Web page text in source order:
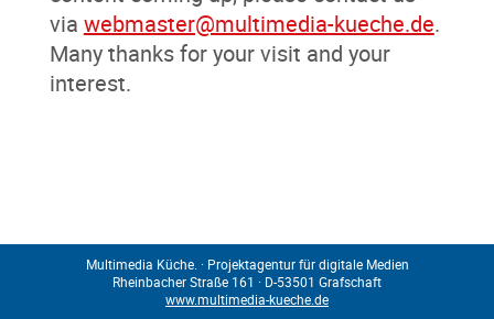
via webmaster@multimedia-kueche.de.
Many thanks for your visit and your
interest.
Multimedia Küche. · Projektagentur für digitale Medien
Rheinbacher Straße 161 · D-53501 Grafschaft
www.multimedia-kueche.de